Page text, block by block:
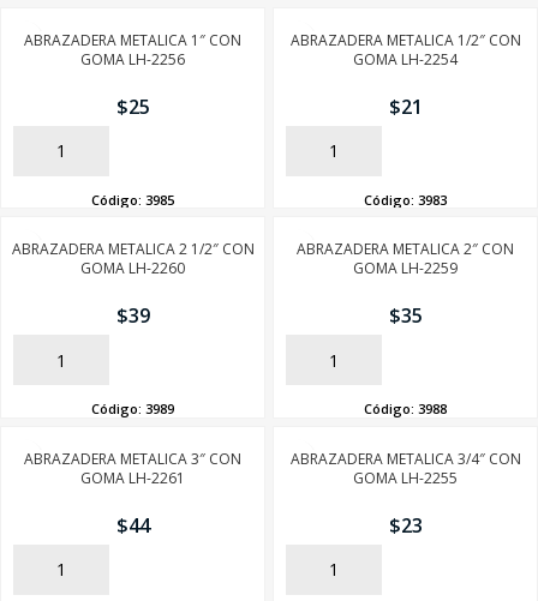
ABRAZADERA METALICA 1″ CON
GOMA LH-2256
$25
AÑADIR
Código: 3985
ABRAZADERA METALICA 1/2″ CON
GOMA LH-2254
$21
AÑADIR
Código: 3983
ABRAZADERA METALICA 2 1/2″ CON
GOMA LH-2260
$39
AÑADIR
Código: 3989
ABRAZADERA METALICA 2″ CON
GOMA LH-2259
$35
AÑADIR
Código: 3988
ABRAZADERA METALICA 3″ CON
GOMA LH-2261
$44
AÑADIR
ABRAZADERA METALICA 3/4″ CON
GOMA LH-2255
$23
AÑADIR